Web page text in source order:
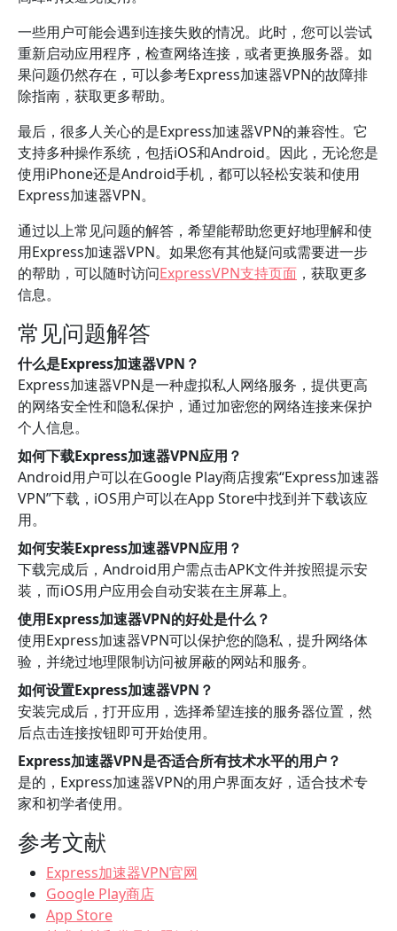
一些用户可能会遇到连接失败的情况。此时，您可以尝试
重新启动应用程序，检查网络连接，或者更换服务器。如
果问题仍然存在，可以参考Express加速器VPN的故障排
除指南，获取更多帮助。
最后，很多人关心的是Express加速器VPN的兼容性。它
支持多种操作系统，包括iOS和Android。因此，无论您是
使用iPhone还是Android手机，都可以轻松安装和使用
Express加速器VPN。
通过以上常见问题的解答，希望能帮助您更好地理解和使
用Express加速器VPN。如果您有其他疑问或需要进一步
的帮助，可以随时访问ExpressVPN支持页面 ，获取更多
信息。
常见问题解答
什么是Express加速器VPN？
Express加速器VPN是一种虚拟私人网络服务，提供更高
的网络安全性和隐私保护，通过加密您的网络连接来保护
个人信息。
如何下载Express加速器VPN应用？
Android用户可以在Google Play商店搜索“Express加速器
VPN”下载，iOS用户可以在App Store中找到并下载该应
用。
如何安装Express加速器VPN应用？
下载完成后，Android用户需点击APK文件并按照提示安
装，而iOS用户应用会自动安装在主屏幕上。
使用Express加速器VPN的好处是什么？
使用Express加速器VPN可以保护您的隐私，提升网络体
验，并绕过地理限制访问被屏蔽的网站和服务。
如何设置Express加速器VPN？
安装完成后，打开应用，选择希望连接的服务器位置，然
后点击连接按钮即可开始使用。
Express加速器VPN是否适合所有技术水平的用户？
是的，Express加速器VPN的用户界面友好，适合技术专
家和初学者使用。
参考文献
Express加速器VPN官网
Google Play商店
App Store